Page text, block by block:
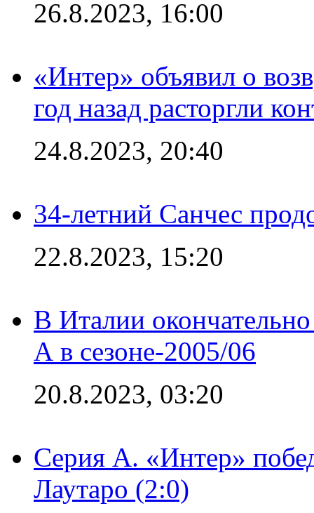
26.8.2023, 16:00
«Интер» объявил о
год назад расторгли
24.8.2023, 20:40
34-летний Санчес
22.8.2023, 15:20
В Италии
А в сезоне-2005/06
20.8.2023, 03:20
Серия А. «Интер»
Лаутаро (2:0)